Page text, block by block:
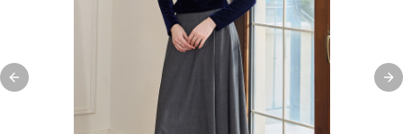
Previous slide